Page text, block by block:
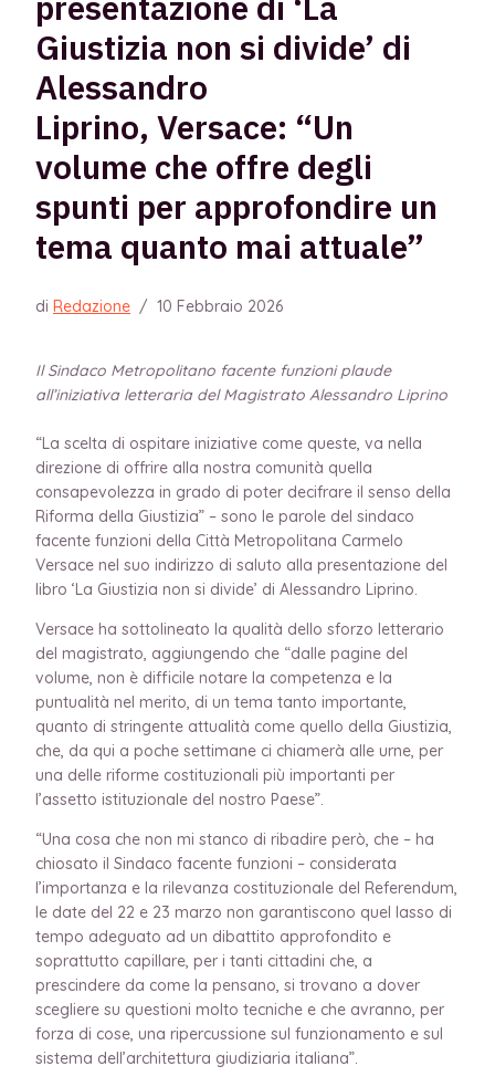
Giustizia non si divide’ di
Alessandro
Liprino, Versace: “Un
volume che offre degli
spunti per approfondire un
tema quanto mai attuale”
di Redazione / 10 Febbraio 2026
Il Sindaco Metropolitano facente funzioni plaude
all’iniziativa letteraria del Magistrato Alessandro Liprino
“La scelta di ospitare iniziative come queste, va nella
direzione di offrire alla nostra comunità quella
consapevolezza in grado di poter decifrare il senso della
Riforma della Giustizia” – sono le parole del sindaco
facente funzioni della Città Metropolitana Carmelo
Versace nel suo indirizzo di saluto alla presentazione del
libro ‘La Giustizia non si divide’ di Alessandro Liprino.
Versace ha sottolineato la qualità dello sforzo letterario
del magistrato, aggiungendo che “dalle pagine del
volume, non è difficile notare la competenza e la
puntualità nel merito, di un tema tanto importante,
quanto di stringente attualità come quello della Giustizia,
che, da qui a poche settimane ci chiamerà alle urne, per
una delle riforme costituzionali più importanti per
l’assetto istituzionale del nostro Paese”.
“Una cosa che non mi stanco di ribadire però, che – ha
chiosato il Sindaco facente funzioni – considerata
l’importanza e la rilevanza costituzionale del Referendum,
le date del 22 e 23 marzo non garantiscono quel lasso di
tempo adeguato ad un dibattito approfondito e
soprattutto capillare, per i tanti cittadini che, a
prescindere da come la pensano, si trovano a dover
scegliere su questioni molto tecniche e che avranno, per
forza di cose, una ripercussione sul funzionamento e sul
sistema dell’architettura giudiziaria italiana”.